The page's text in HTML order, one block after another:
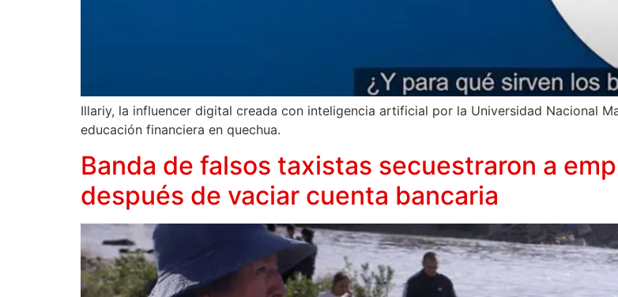
Illariy, la influencer digital creada con inteligencia artificial por la Universidad Nacional
educación financiera en quechua.
Banda de falsos taxistas secuestraron a
después de vaciar cuenta bancaria